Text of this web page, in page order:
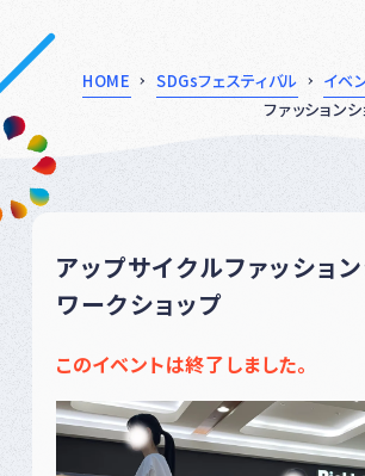
HOME SDGsフェスティバル イベ
ファッション
アップサイクルファッショ
ワークショップ
このイベントは終了しました。